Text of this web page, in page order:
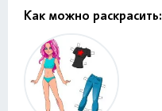
Как можно раскрасить: